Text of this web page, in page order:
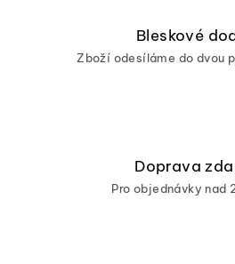
Bleskové
Zboží odesíláme do dvou
Doprava
Pro objednávky nad